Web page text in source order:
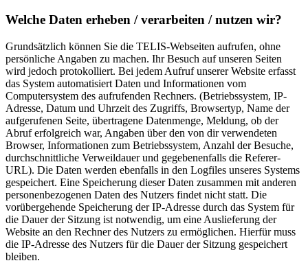
Welche Daten erheben / verarbeiten / nutzen wir?
Grundsätzlich können Sie die TELIS-Webseiten aufrufen, ohne
persönliche Angaben zu machen. Ihr Besuch auf unseren Seiten
wird jedoch protokolliert. Bei jedem Aufruf unserer Website erfasst
das System automatisiert Daten und Informationen vom
Computersystem des aufrufenden Rechners. (Betriebssystem, IP-
Adresse, Datum und Uhrzeit des Zugriffs, Browsertyp, Name der
aufgerufenen Seite, übertragene Datenmenge, Meldung, ob der
Abruf erfolgreich war, Angaben über den von dir verwendeten
Browser, Informationen zum Betriebssystem, Anzahl der Besuche,
durchschnittliche Verweildauer und gegebenenfalls die Referer-
URL). Die Daten werden ebenfalls in den Logfiles unseres Systems
gespeichert. Eine Speicherung dieser Daten zusammen mit anderen
personenbezogenen Daten des Nutzers findet nicht statt. Die
vorübergehende Speicherung der IP-Adresse durch das System für
die Dauer der Sitzung ist notwendig, um eine Auslieferung der
Website an den Rechner des Nutzers zu ermöglichen. Hierfür muss
die IP-Adresse des Nutzers für die Dauer der Sitzung gespeichert
bleiben.